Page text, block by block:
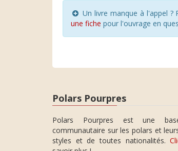
Un livre manque à l'appel
une fiche pour l'ouvrage en
Polars Pourpres
Polars Pourpres est une
communautaire sur les polars et
styles et de toutes nationalités.